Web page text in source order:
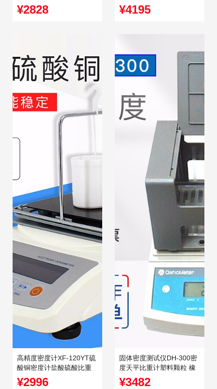
油液体电子比重计
¥2828
鞋底密度检测仪
¥4195
高精度密度计XF-120YT硫
酸铜密度计盐酸硫酸比重
计氨水浓度密度计
¥2996
固体密度测试仪DH-300密
度天平比重计塑料颗粒 橡
胶密度
¥3482